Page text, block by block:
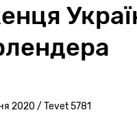
2020 / Tevet 5781